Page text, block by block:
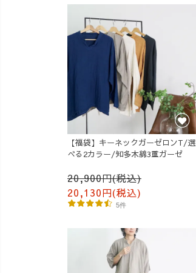
【福袋】キーネックガーゼロンT/選
べる2カラー/知多木綿3重ガーゼ
20,900円(税込)
20,130円(税込)
5件